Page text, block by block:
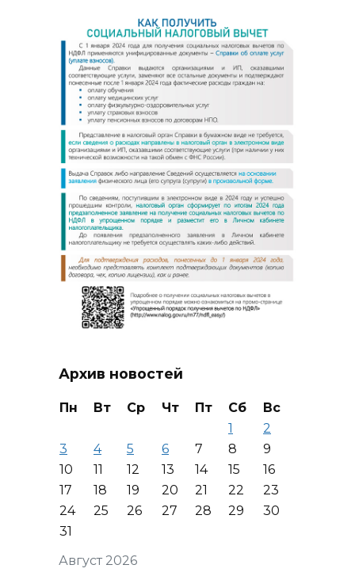
Архив новостей
Август 2026
Пн Вт Ср Чт Пт Сб
Вс
1
2
3
4 5 6 7 8
9
10
11 12 13 14 15
16
17
18 19 20 21 22
23
24
25 26 27 28 29
30
31